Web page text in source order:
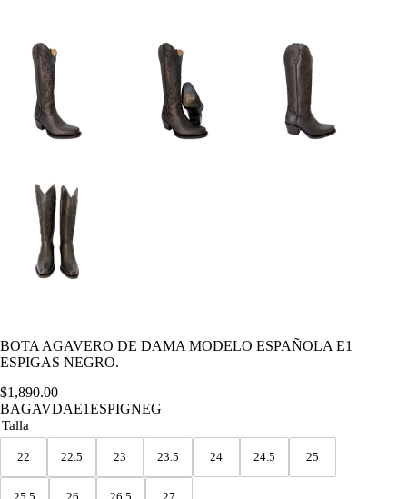
BOTA AGAVERO DE DAMA MODELO ESPAÑOLA E1
ESPIGAS NEGRO.
$1,890.00
BAGAVDAE1ESPIGNEG
Talla
22 22.5 23 23.5 24 24.5 25